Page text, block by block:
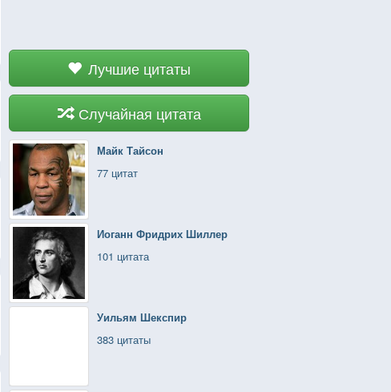
Лучшие цитаты
Случайная цитата
Майк Тайсон
77 цитат
Иоганн Фридрих Шиллер
101 цитата
Уильям Шекспир
383 цитаты